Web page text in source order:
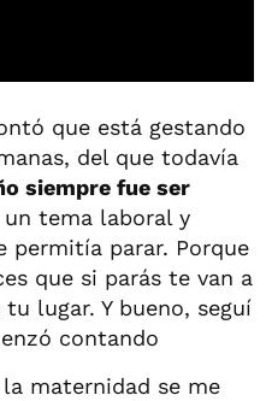
que está gestando
del que todavía
siempre fue ser
tema laboral y
permitía parar. Porque
que si parás te van a
lugar. Y bueno, seguí
contando
maternidad se me